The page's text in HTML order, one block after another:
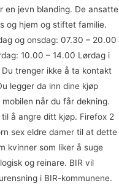
en jevn blanding. De ansatte
og hjem og stiftet familie.
og onsdag: 07.30 – 20.00
10.00 – 14.00 Lørdag i
Du trenger ikke å ta kontakt
legger da inn dine kjøp
når du får dekning.
å angre ditt kjøp. Firefox 2
sex eldre damer til at dette
kvinner som liker å suge
og reinare. BIR vil
i BIR-kommunene.